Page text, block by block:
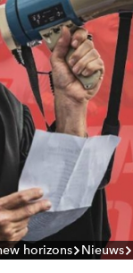
horizons Nieuws